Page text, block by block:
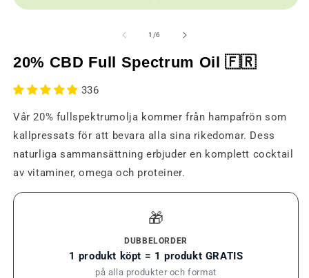
ett
modalt
1 /av
6
20% CBD Full Spectrum Oil 🇫🇷
336
Vår 20% fullspektrumolja kommer från hampafrön som
kallpressats för att bevara alla sina rikedomar. Dess
naturliga sammansättning erbjuder en komplett cocktail
av vitaminer, omega och proteiner.
🎁
DUBBELORDER
1 produkt köpt = 1 produkt GRATIS
på alla produkter och format